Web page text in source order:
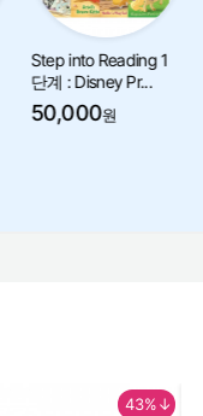
Unicornia 챕터북 6종
세트
44,200원
43%↓